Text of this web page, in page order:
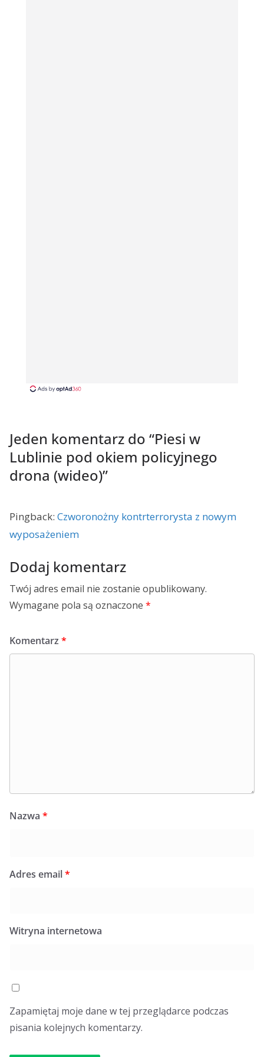
Jeden komentarz do “Piesi w
Lublinie pod okiem policyjnego
drona (wideo)”
Pingback: Czworonożny kontrterrorysta z nowym
wyposażeniem
Dodaj komentarz
Twój adres email nie zostanie opublikowany.
Wymagane pola są oznaczone *
Komentarz *
Nazwa *
Adres email*
Witryna internetowa
Zapamiętaj moje dane w tej przeglądarce podczas
pisania kolejnych komentarzy.